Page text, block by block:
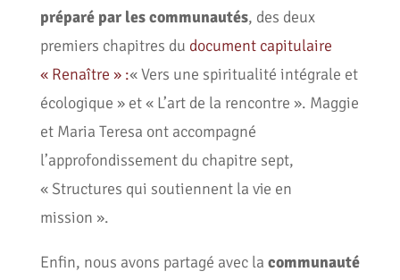
préparé par les communautés, des deux
premiers chapitres du document capitulaire
« Renaître » :« Vers une spiritualité intégrale et
écologique » et « L’art de la rencontre ». Maggie
et Maria Teresa ont accompagné
l’approfondissement du chapitre sept,
« Structures qui soutiennent la vie en
mission ».
Enfin, nous avons partagé avec la communauté